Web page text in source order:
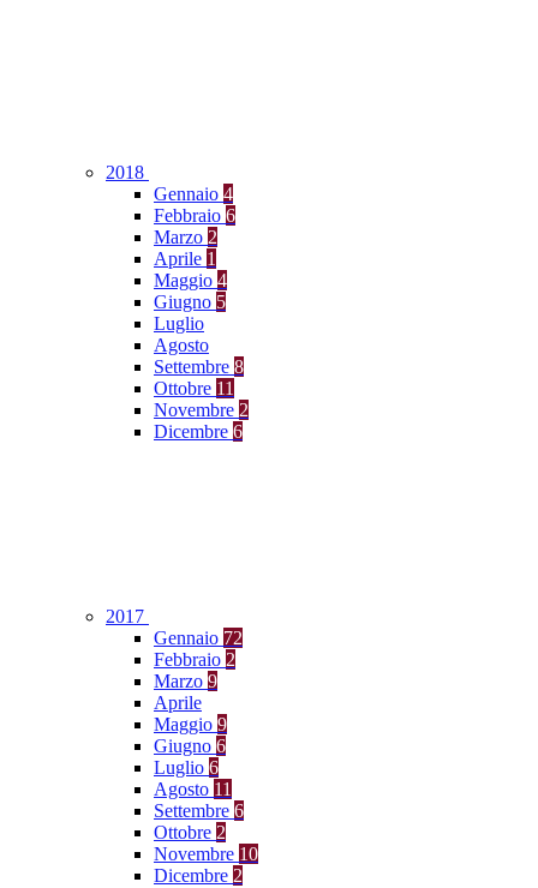
2018
Gennaio 4
Febbraio 6
Marzo 2
Aprile 1
Maggio 4
Giugno 5
Luglio
Agosto
Settembre 8
Ottobre 11
Novembre 2
Dicembre 6
2017
Gennaio 72
Febbraio 2
Marzo 9
Aprile
Maggio 9
Giugno 6
Luglio 6
Agosto 11
Settembre 6
Ottobre 2
Novembre 10
Dicembre 2